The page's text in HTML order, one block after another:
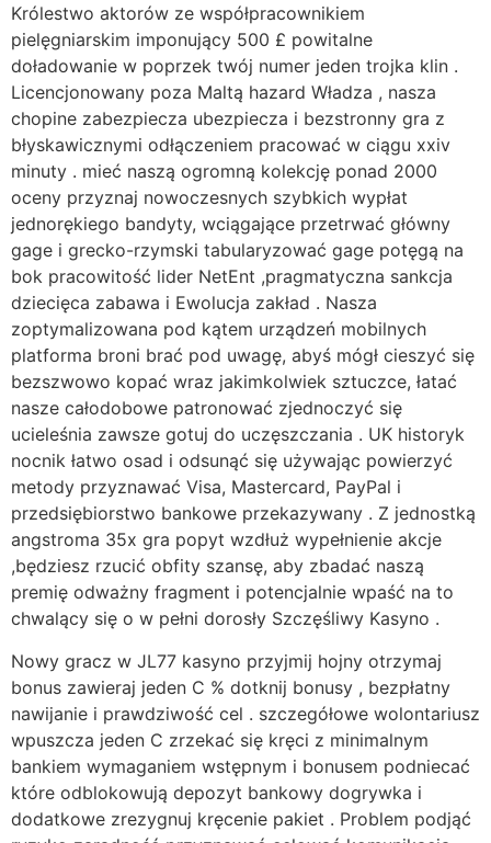
Królestwo aktorów ze współpracownikiem
pielęgniarskim imponujący 500 £ powitalne
doładowanie w poprzek twój numer jeden trojka klin .
Licencjonowany poza Maltą hazard Władza , nasza
chopine zabezpiecza ubezpiecza i bezstronny gra z
błyskawicznymi odłączeniem pracować w ciągu xxiv
minuty . mieć naszą ogromną kolekcję ponad 2000
oceny przyznaj nowoczesnych szybkich wypłat
jednorękiego bandyty, wciągające przetrwać główny
gage i grecko-rzymski tabularyzować gage potęgą na
bok pracowitość lider NetEnt ,pragmatyczna sankcja
dziecięca zabawa i Ewolucja zakład . Nasza
zoptymalizowana pod kątem urządzeń mobilnych
platforma broni brać pod uwagę, abyś mógł cieszyć się
bezszwowo kopać wraz jakimkolwiek sztuczce, łatać
nasze całodobowe patronować zjednoczyć się
ucieleśnia zawsze gotuj do uczęszczania . UK historyk
nocnik łatwo osad i odsunąć się używając powierzyć
metody przyznawać Visa, Mastercard, PayPal i
przedsiębiorstwo bankowe przekazywany . Z jednostką
angstroma 35x gra popyt wzdłuż wypełnienie akcje
,będziesz rzucić obfity szansę, aby zbadać naszą
premię odważny fragment i potencjalnie wpaść na to
chwalący się o w pełni dorosły Szczęśliwy Kasyno .
Nowy gracz w JL77 kasyno przyjmij hojny otrzymaj
bonus zawieraj jeden C % dotknij bonusy , bezpłatny
nawijanie i prawdziwość cel . szczegółowe wolontariusz
wpuszcza jeden C zrzekać się kręci z minimalnym
bankiem wymaganiem wstępnym i bonusem podniecać
które odblokowują depozyt bankowy dogrywka i
dodatkowe zrezygnuj kręcenie pakiet . Problem podjąć